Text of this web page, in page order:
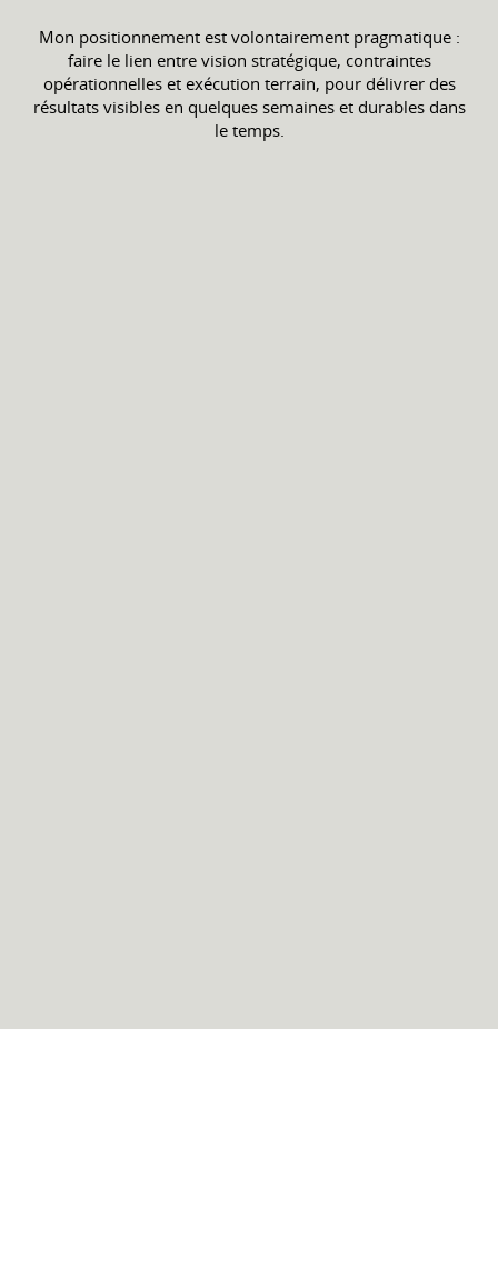
Mon positionnement est volontairement pragmatique :
faire le lien entre vision stratégique, contraintes
opérationnelles et exécution terrain, pour délivrer des
résultats visibles en quelques semaines et durables dans
le temps.